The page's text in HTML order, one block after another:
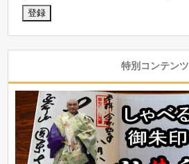
特別コンテンツ